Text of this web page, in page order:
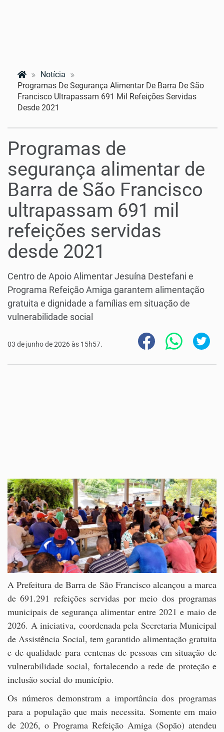
Notícia
Programas De Segurança Alimentar De Barra De São
Francisco Ultrapassam 691 Mil Refeições Servidas
Desde 2021
Programas de
segurança alimentar de
Barra de São Francisco
ultrapassam 691 mil
refeições servidas
desde 2021
Centro de Apoio Alimentar Jesuína Destefani e
Programa Refeição Amiga garantem alimentação
gratuita e dignidade a famílias em situação de
vulnerabilidade social
03 de junho de 2026 às 15h57.
A Prefeitura de Barra de São Francisco alcançou a marca
de 691.291 refeições servidas por meio dos programas
municipais de segurança alimentar entre 2021 e maio de
2026. A iniciativa, coordenada pela Secretaria Municipal
de Assistência Social, tem garantido alimentação gratuita
e de qualidade para centenas de pessoas em situação de
vulnerabilidade social, fortalecendo a rede de proteção e
inclusão social do município.
Os números demonstram a importância dos programas
para a população que mais necessita. Somente em maio
de 2026, o Programa Refeição Amiga (Sopão) atendeu